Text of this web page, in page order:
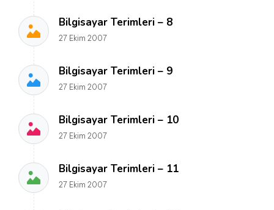
Bilgisayar Terimleri – 8
27 Ekim 2007
Bilgisayar Terimleri – 9
27 Ekim 2007
Bilgisayar Terimleri – 10
27 Ekim 2007
Bilgisayar Terimleri – 11
27 Ekim 2007